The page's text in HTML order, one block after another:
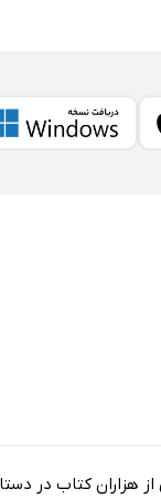
هزاران کتاب در